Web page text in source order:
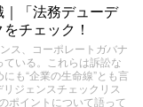
「法務デューデ
チェック！
ス、コーポレートガバナ
いる。これらは訴訟な
も“企業の生命線”とも言
ジェンスチェックリス
ポイントについて語って